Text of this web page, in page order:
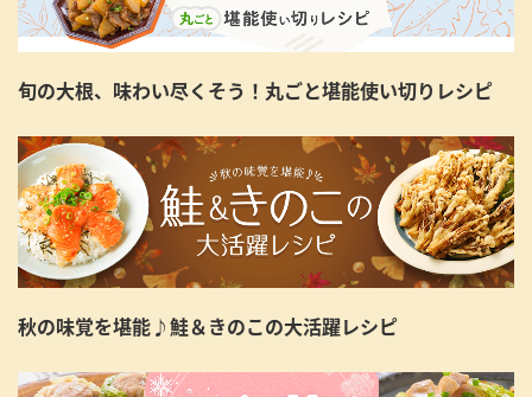
旬の大根、味わい尽くそう！丸ごと堪能使い切りレシピ
秋の味覚を堪能♪鮭＆きのこの大活躍レシピ